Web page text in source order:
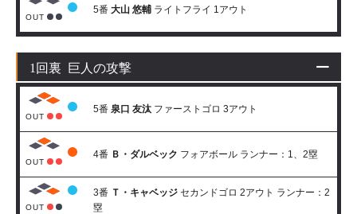
OUT
5番 大山 悠輔 ライトフライ 1アウト
1回裏 巨人の攻撃
OUT
5番 泉口 友汰 ファーストゴロ 3アウト
OUT
4番 Ｂ・ダルベック フォアボール ランナー：1、2塁
OUT
3番 Ｔ・キャベッジ セカンドゴロ 2アウト ランナー：2
塁